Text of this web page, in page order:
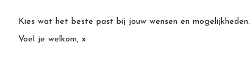
Kies wat het beste past bij jouw wensen en mogelijkheden.
Voel je welkom, x